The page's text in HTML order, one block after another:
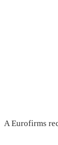
A Eurofirms